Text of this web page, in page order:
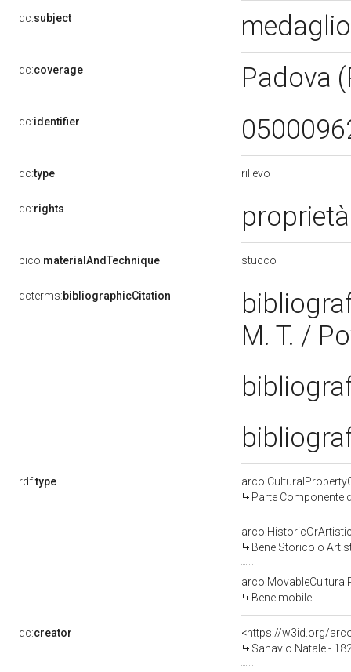
dc:subject
dc:coverage Padova
dc:identifier
dc:type rilievo
dc:rights
pico:materialAndTechnique stucco
dcterms:bibliographicCitation
M. T. /
rdf:type
Parte Componente
Bene Storico o
Bene mobile
dc:creator
<https://w3id.org/
Sanavio Natale -